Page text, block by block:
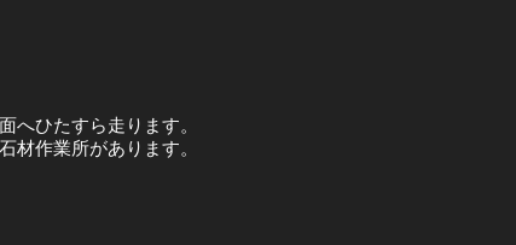
へひたすら走ります。
材作業所があります。